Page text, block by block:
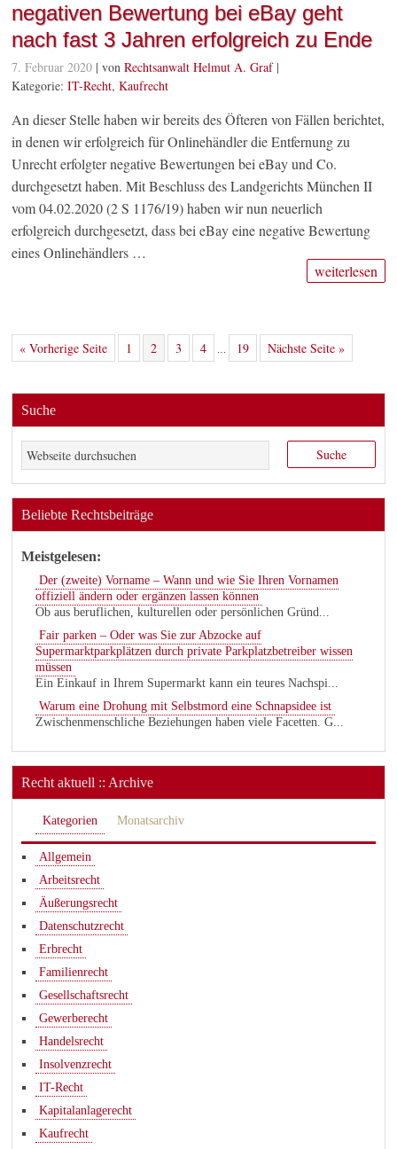
negativen Bewertung bei eBay geht
nach fast 3 Jahren erfolgreich zu Ende
7. Februar 2020 | vonRechtsanwalt Helmut A. Graf|
Kategorie:IT-Recht,Kaufrecht
An dieser Stelle haben wir bereits des Öfteren von Fällen berichtet,
in denen wir erfolgreich für Onlinehändler die Entfernung zu
Unrecht erfolgter negative Bewertungen bei eBay und Co.
durchgesetzt haben. Mit Beschluss des Landgerichts München II
vom 04.02.2020 (2 S 1176/19) haben wir nun neuerlich
erfolgreich durchgesetzt, dass bei eBay eine negative Bewertung
eines Onlinehändlers …
weiterlesen
« Vorherige Seite 1 2 3 4 … 19 Nächste Seite »
Suche
Beliebte Rechtsbeiträge
Meistgelesen:
Der (zweite) Vorname – Wann und wie Sie Ihren Vornamen
offiziell ändern oder ergänzen lassen können
Ob aus beruflichen, kulturellen oder persönlichen Gründ...
Fair parken – Oder was Sie zur Abzocke auf
Supermarktparkplätzen durch private Parkplatzbetreiber wissen
müssen
Ein Einkauf in Ihrem Supermarkt kann ein teures Nachspi...
Warum eine Drohung mit Selbstmord eine Schnapsidee ist
Zwischenmenschliche Beziehungen haben viele Facetten. G...
Recht aktuell :: Archive
Kategorien Monatsarchiv
Allgemein
Arbeitsrecht
Äußerungsrecht
Datenschutzrecht
Erbrecht
Familienrecht
Gesellschaftsrecht
Gewerberecht
Handelsrecht
Insolvenzrecht
IT-Recht
Kapitalanlagerecht
Kaufrecht